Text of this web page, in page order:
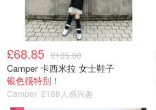
£68.85 £135.00
Camper 卡西米拉 女士鞋子
银色很特别！
Camper 2188人感兴趣